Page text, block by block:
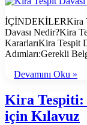
İÇİNDEKİLERKira
Davası Nedir?Kira
KararlarıKira Tespit
Adımları:Gerekli
Devamını Oku »
Kira Tespiti:
için Kılavuz